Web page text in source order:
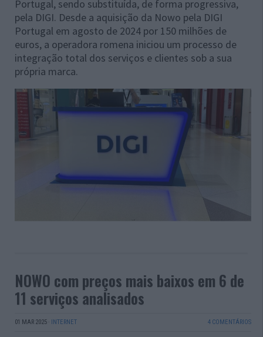
Portugal, sendo substituída, de forma progressiva,
pela DIGI. Desde a aquisição da Nowo pela DIGI
Portugal em agosto de 2024 por 150 milhões de
euros, a operadora romena iniciou um processo de
integração total dos serviços e clientes sob a sua
própria marca.
NOWO com preços mais baixos em 6 de
11 serviços analisados
01 MAR 2025 · INTERNET 4 COMENTÁRIOS